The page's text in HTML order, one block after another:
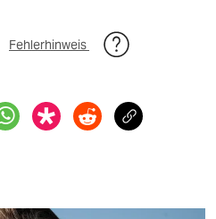
Fehlerhinweis